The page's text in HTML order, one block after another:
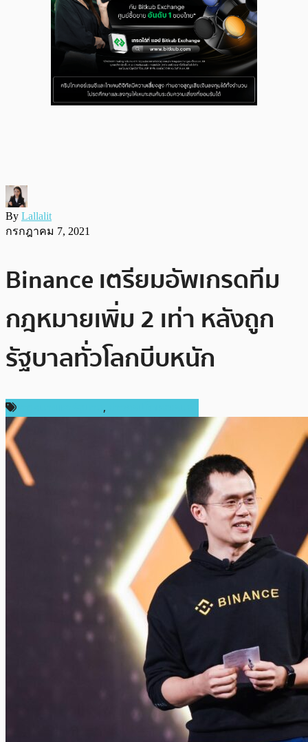
By Lallalit
กรกฎาคม 7, 2021
Binance เตรียมอัพเกรดทีม
กฎหมายเพิ่ม 2 เท่า หลังถูก
รัฐบาลทั่วโลกบีบหนัก
,